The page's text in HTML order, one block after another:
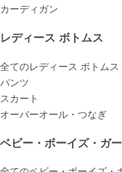
カーディガン
レディース ボトムス
全てのレディース ボトムス
パンツ
スカート
オーバーオール・つなぎ
ベビー・ボーイズ・ガ